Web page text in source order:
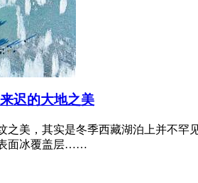
迟的大地之美
之美，其实是冬季西藏湖泊上并不罕
面冰覆盖层……